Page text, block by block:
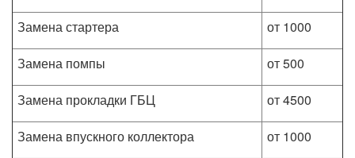
Замена стартера
от 1000
Замена помпы
от 500
Замена прокладки ГБЦ
от 4500
Замена впускного коллектора
от 1000